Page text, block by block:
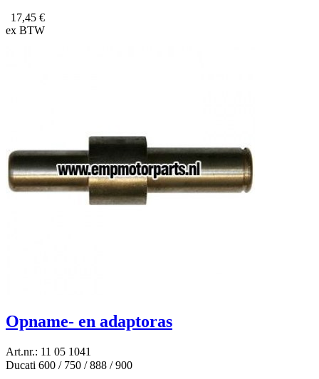
17,45 €
ex BTW
Opname- en adaptoras
Art.nr.: 11 05 1041
Ducati 600 / 750 / 888 / 900